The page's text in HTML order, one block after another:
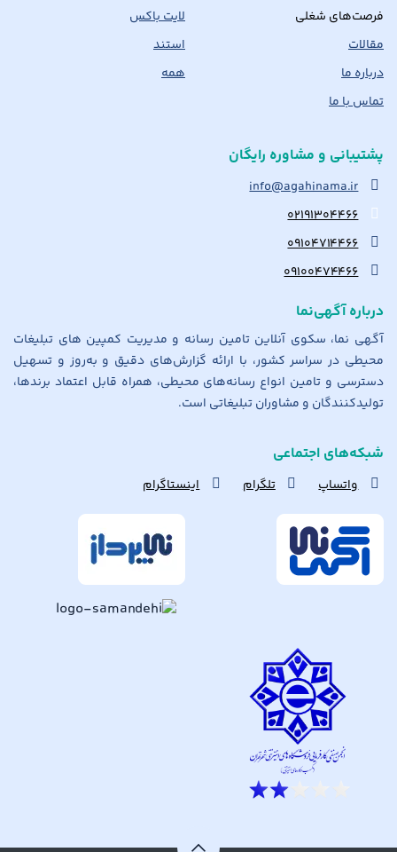
فرصت‌های شغلی
مقالات
درباره ما
تماس با ما
لایت باکس
استند
همه
پشتیبانی و مشاوره رایگان
info@agahinama.ir
۰۲۱۹۱۳۰۴۴۶۶
۰۹۱۰۴۷۱۴۴۶۶
۰۹۱۰۰۴۷۴۴۶۶
درباره آگهی‌نما
آگهی نما، سکوی آنلاین تامین رسانه و مدیریت کمپین های تبلیغات
محیطی در سراسر کشور، با ارائه گزارش‌های دقیق و به‌روز و تسهیل
دسترسی و تامین انواع رسانه‌های محیطی، همراه قابل اعتماد برندها،
تولیدکنندگان و مشاوران تبلیغاتی است.
شبکه‌های اجتماعی
واتساپ تلگرام اینستاگرام